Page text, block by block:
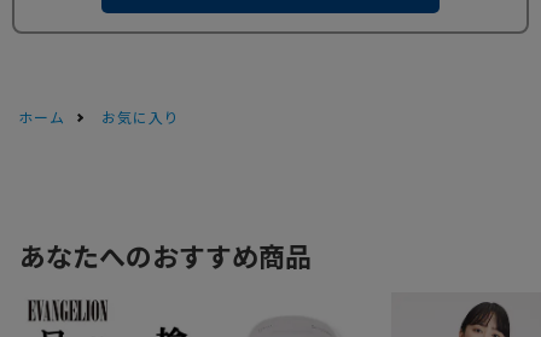
ホーム お気に入り